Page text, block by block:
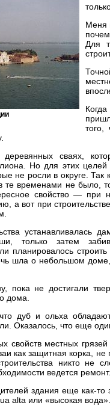
Меня
Для
того,
сваях,
Но для этих
не росли в округе. Так
те временами не было,
свойство — при
а вот при
устанавливалась
только затем
планировалось
шла о небольшом
пока не достигали
дома.
дуб и ольха
Оказалось, что еще
свойств местных
как защитная корка,
никто не
ведется ремонт.
здания еще как-
alta или «высокая вода».